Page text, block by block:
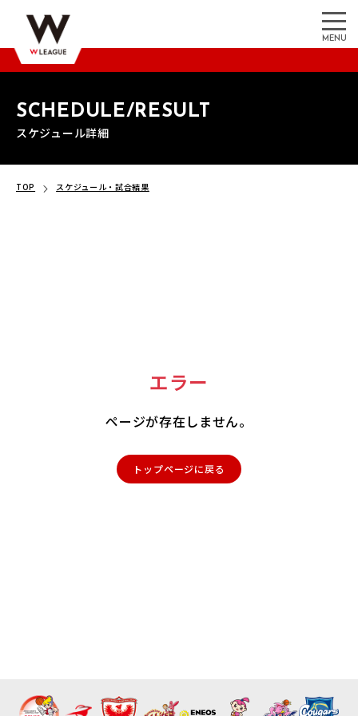
MENU
SCHEDULE/RESULT
スケジュール詳細
TOP スケジュール・試合結果
エラー
ページが存在しません。
トップページに戻る